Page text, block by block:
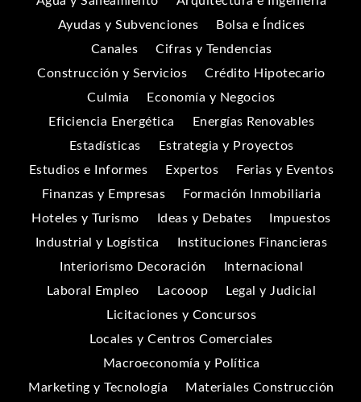
Ayudas y Subvenciones
Bolsa e Índices
Canales
Cifras y Tendencias
Construcción y Servicios
Crédito Hipotecario
Culmia
Economía y Negocios
Eficiencia Energética
Energías Renovables
Estadísticas
Estrategia y Proyectos
Estudios e Informes
Expertos
Ferias y Eventos
Finanzas y Empresas
Formación Inmobiliaria
Hoteles y Turismo
Ideas y Debates
Impuestos
Industrial y Logística
Instituciones Financieras
Interiorismo Decoración
Internacional
Laboral Empleo
Lacooop
Legal y Judicial
Licitaciones y Concursos
Locales y Centros Comerciales
Macroeconomía y Política
Marketing y Tecnología
Materiales Construcción